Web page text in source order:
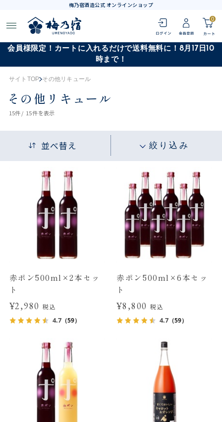
梅乃宿酒造公式 オンラインショップ
0
会員様限定！カートに入れるだけで送料無料に！8月17日10
時まで！
サイトTOP その他リキュール
その他リキュール
15件 / 15件を表示
並べ替え 絞り込み
赤ポン500ml×2本セッ
ト
¥2,980税込
4.7（59）
赤ポン500ml×6本セッ
ト
¥8,800 税込
4.7 （59）